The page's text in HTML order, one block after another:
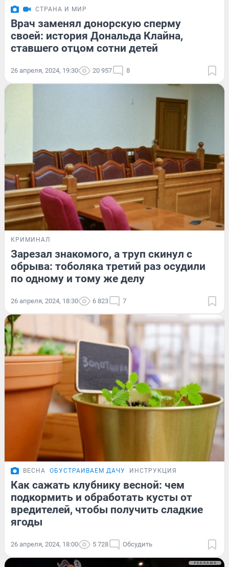
СТРАНА И МИР
Врач заменял донорскую сперму
своей: история Дональда Клайна,
ставшего отцом сотни детей
26 апреля, 2024, 19:30 20 957 8
КРИМИНАЛ
Зарезал знакомого, а труп скинул с
обрыва: тоболяка третий раз осудили
по одному и тому же делу
26 апреля, 2024, 18:30 6 823 7
ВЕСНА ОБУСТРАИВАЕМ ДАЧУ ИНСТРУКЦИЯ
Как сажать клубнику весной: чем
подкормить и обработать кусты от
вредителей, чтобы получить сладкие
ягоды
26 апреля, 2024, 18:00 5 728 Обсудить